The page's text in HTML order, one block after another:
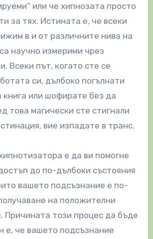
или че хипнозата просто
за тях. Истината е, че всеки
в и от различните нива на
научно измерими чрез
Всеки път, когато сте се
си, дълбоко погълнати
книга или шофирате без да
това магически сте стигнали
вие изпадате в транс.
е да ви помогне
до по-дълбоки състояния
вашето подсъзнание е по-
на положителни
Причината този процес да бъде
е, че вашето подсъзнание